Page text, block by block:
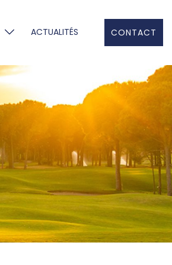
ACTUALITÉS CONTACT